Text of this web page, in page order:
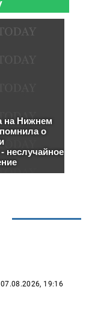
07.08.2026, 19:16